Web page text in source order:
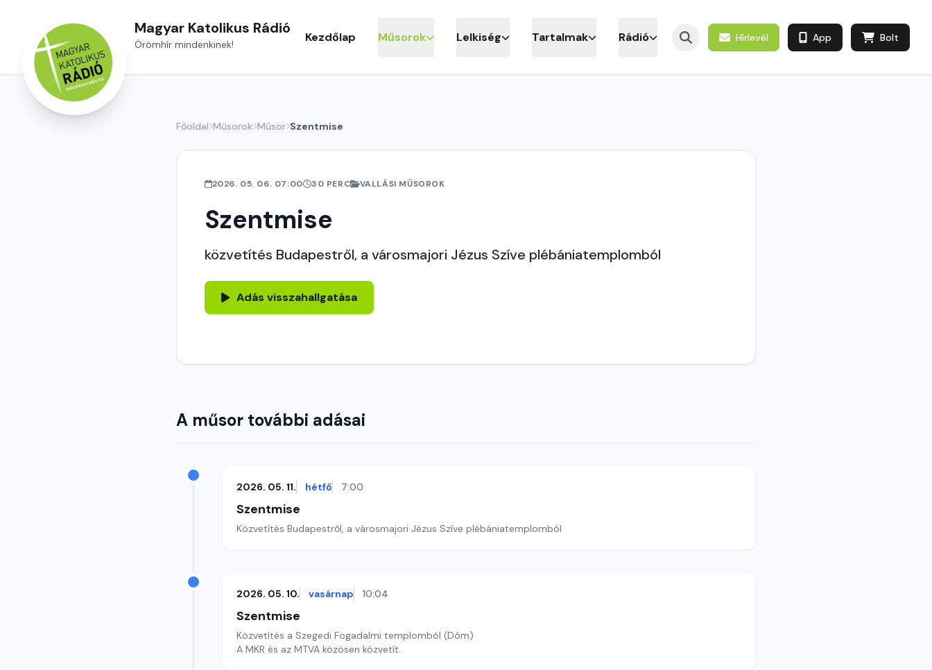
Magyar Katolikus Rádió
Örömhír mindenkinek! Kezdőlap Műsorok Lelkiség Tartalmak Rádió Hírlevél App Bolt
Főoldal Műsorok Műsor Szentmise
2026. 05. 06. 07:00 30 PERC VALLÁSI MŰSOROK
Szentmise
közvetítés Budapestről, a városmajori Jézus Szíve plébániatemplomból
Adás visszahallgatása
A műsor további adásai
2026. 05. 11. hétfő 7:00
Szentmise
Közvetítés Budapestről, a városmajori Jézus Szíve plébániatemplomból
2026. 05. 10. vasárnap 10:04
Szentmise
Közvetítés a Szegedi Fogadalmi templomból (Dóm)
A MKR és az MTVA közösen közvetít.